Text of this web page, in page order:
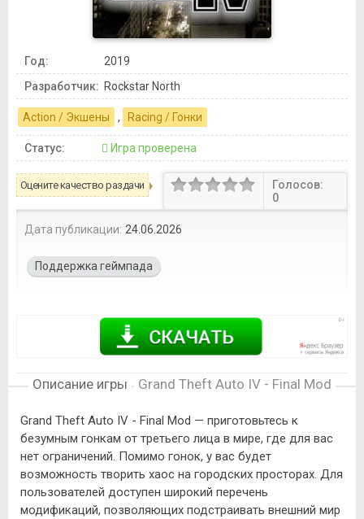
Год:
2019
Разработчик: Rockstar North
Action / Экшены , Racing / Гонки
Статус: Игра проверена
Оцените качество раздачи
Голосов:
0
Дата публикации: 24.06.2026
Поддержка геймпада
Описание игры Grand Theft Auto IV - Final Mod
Grand Theft Auto IV - Final Mod — приготовьтесь к
безумным гонкам от третьего лица в мире, где для вас
нет ограничений. Помимо гонок, у вас будет
возможность творить хаос на городских просторах. Для
пользователей доступен широкий перечень
модификаций, позволяющих подстраивать внешний мир